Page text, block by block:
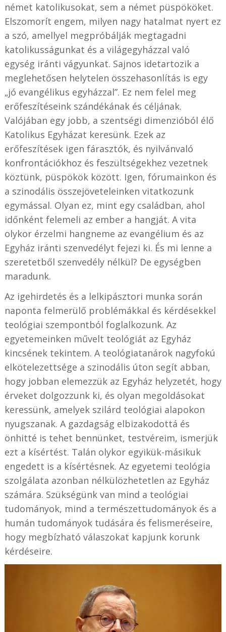
német katolikusokat, sem a német püspököket.
Elszomorít engem, milyen nagy hatalmat nyert ez
a szó, amellyel megpróbálják megtagadni
katolikusságunkat és a világegyházzal való
egység iránti vágyunkat. Sajnos idetartozik a
meglehetősen helytelen összehasonlítás is egy
„jó evangélikus egyházzal”. Ez nem felel meg
erőfeszítéseink szándékának és céljának.
Valójában egy jobb, a szentségi dimenzióból élő
Katolikus Egyházat keresünk. Ezek az
erőfeszítések igen fárasztók, és nyilvánvaló
konfrontációkhoz és feszültségekhez vezetnek
köztünk, püspökök között. Igen, fórumainkon és
a szinodális összejöveteleinken vitatkozunk
egymással. Olyan ez, mint egy családban, ahol
időnként felemeli az ember a hangját. A vita
olykor érzelmi hangneme az evangélium és az
Egyház iránti szenvedélyt fejezi ki. És mi lenne a
szeretetből szenvedély nélkül? De egységben
maradunk.
Az igehirdetés és a lelkipásztori munka során
naponta felmerülő problémákkal és kérdésekkel
teológiai szempontból foglalkozunk. Az
egyetemeinken művelt teológiát az Egyház
kincsének tekintem. A teológiatanárok nagyfokú
elkötelezettsége a szinodális úton segít abban,
hogy jobban elemezzük az Egyház helyzetét, hogy
érveket dolgozzunk ki, és olyan megoldásokat
keressünk, amelyek szilárd teológiai alapokon
nyugszanak. A gazdagság elbizakodottá és
önhitté is tehet bennünket, testvéreim, ismerjük
ezt a kísértést. Talán olykor egyikük-másikuk
engedett is a kísértésnek. Az egyetemi teológia
szolgálata azonban nélkülözhetetlen az Egyház
számára. Szükségünk van mind a teológiai
tudományok, mind a természettudományok és a
humán tudományok tudására és felismeréseire,
hogy megbízható válaszokat kapjunk korunk
kérdéseire.